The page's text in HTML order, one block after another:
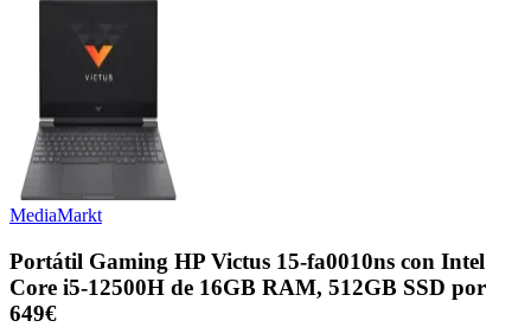
MediaMarkt
Portátil Gaming HP Victus 15-fa0010ns con Intel
Core i5-12500H de 16GB RAM, 512GB SSD por
649€